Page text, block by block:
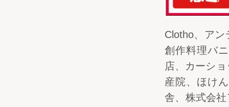
Clotho、ア
創作料理バ
店、カーシ
産院、ほけ
舎、株式会